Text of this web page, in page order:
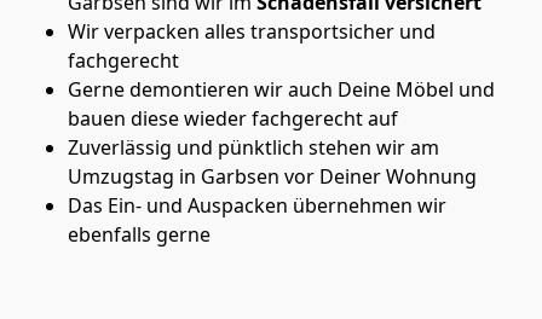
Wir verpacken alles transportsicher und
fachgerecht
Gerne demontieren wir auch Deine Möbel und
bauen diese wieder fachgerecht auf
Zuverlässig und pünktlich stehen wir am
Umzugstag in Garbsen vor Deiner Wohnung
Das Ein- und Auspacken übernehmen wir
ebenfalls gerne